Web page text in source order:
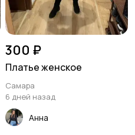
300 ₽
Платье женское
Самара
6 дней назад
Анна